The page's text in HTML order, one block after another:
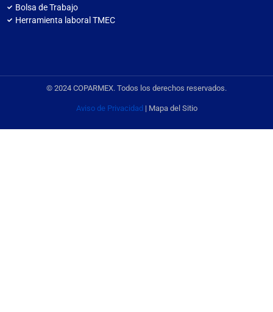
Bolsa de Trabajo
Herramienta laboral TMEC
© 2024 COPARMEX. Todos los derechos reservados.
Aviso de Privacidad | Mapa del Sitio